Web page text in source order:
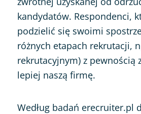
kandydatów. Respondenci,
podzielić się swoimi
różnych etapach rekrutacji,
rekrutacyjnym) z pewnością
lepiej naszą firmę.
Według badań erecruiter.pl